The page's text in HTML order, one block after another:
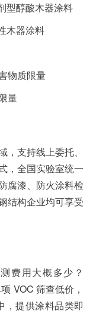
型醇酸木器涂料
木器涂料
物质限量
量
支持线上委托、
，全国实验室统一
腐漆、防火涂料检
结构企业均可享受
费用大概多少？
VOC 筛查低价，
，提供涂料品类即